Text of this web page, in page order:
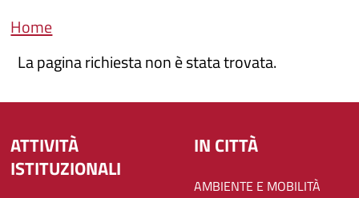
Briciole di pane
Home
La pagina richiesta non è stata trovata.
ATTIVITÀ
ISTITUZIONALI
IN CITTÀ
AMBIENTE E MOBILITÀ